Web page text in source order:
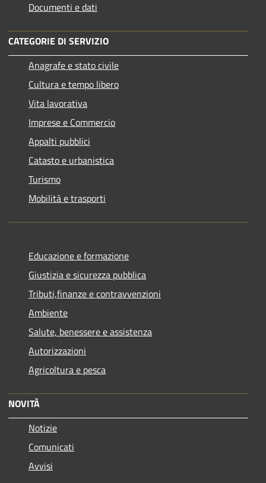
Documenti e dati
CATEGORIE DI SERVIZIO
Anagrafe e stato civile
Cultura e tempo libero
Vita lavorativa
Imprese e Commercio
Appalti pubblici
Catasto e urbanistica
Turismo
Mobilità e trasporti
Educazione e formazione
Giustizia e sicurezza pubblica
Tributi,finanze e contravvenzioni
Ambiente
Salute, benessere e assistenza
Autorizzazioni
Agricoltura e pesca
NOVITÀ
Notizie
Comunicati
Avvisi